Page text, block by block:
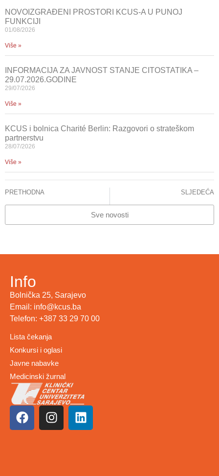
NOVOIZGRAĐENI PROSTORI KCUS-A U PUNOJ
FUNKCIJI
01/08/2026
Više »
INFORMACIJA ZA JAVNOST STANJE CITOSTATIKA –
29.07.2026.GODINE
29/07/2026
Više »
KCUS i bolnica Charité Berlin: Razgovori o strateškom
partnerstvu
28/07/2026
Više »
PRETHODNA SLJEDEĆA
Sve novosti
Info
Bolnička 25, Sarajevo
Email: info@kcus.ba
Telefon: +387 33 29 70 00
Lista čekanja
Konkursi i oglasi
Javne nabavke
Medicinski žurnal